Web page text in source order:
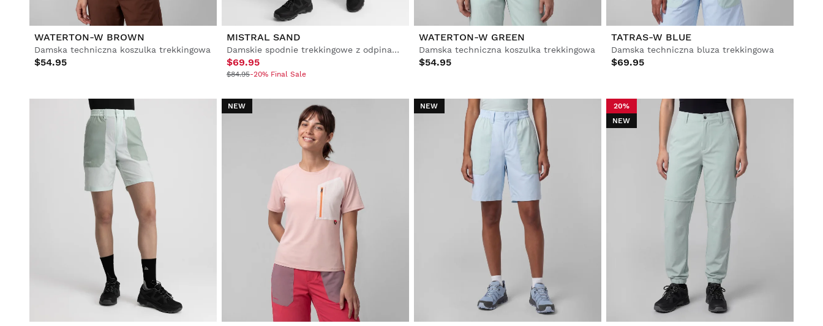
WATERTON-W BROWN
Damska techniczna koszulka trekkingowa
$54.95
MISTRAL SAND
Damskie spodnie trekkingowe z odpinanymi nogawkami
$69.95
$84.95-20% Final Sale
WATERTON-W GREEN
Damska techniczna koszulka trekkingowa
$54.95
TATRAS-W BLUE
Damska techniczna bluza trekkingowa
$69.95
NEW NEW
20%
NEW